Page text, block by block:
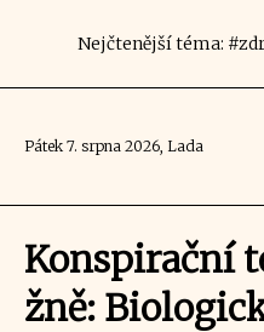
Nejčtenější téma:
Pátek 7. srpna 2026, Lada
Konspirační
žně: